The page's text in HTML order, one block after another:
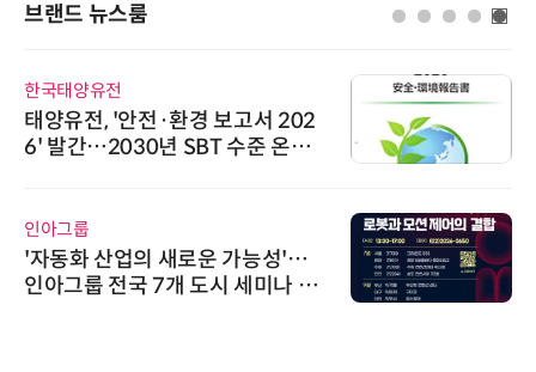
브랜드 뉴스룸
한국태양유전
태양유전, '안전·환경 보고서 202
6' 발간…2030년 SBT 수준 온실
인아그룹
'자동화 산업의 새로운 가능성'…
인아그룹 전국 7개 도시 세미나 페